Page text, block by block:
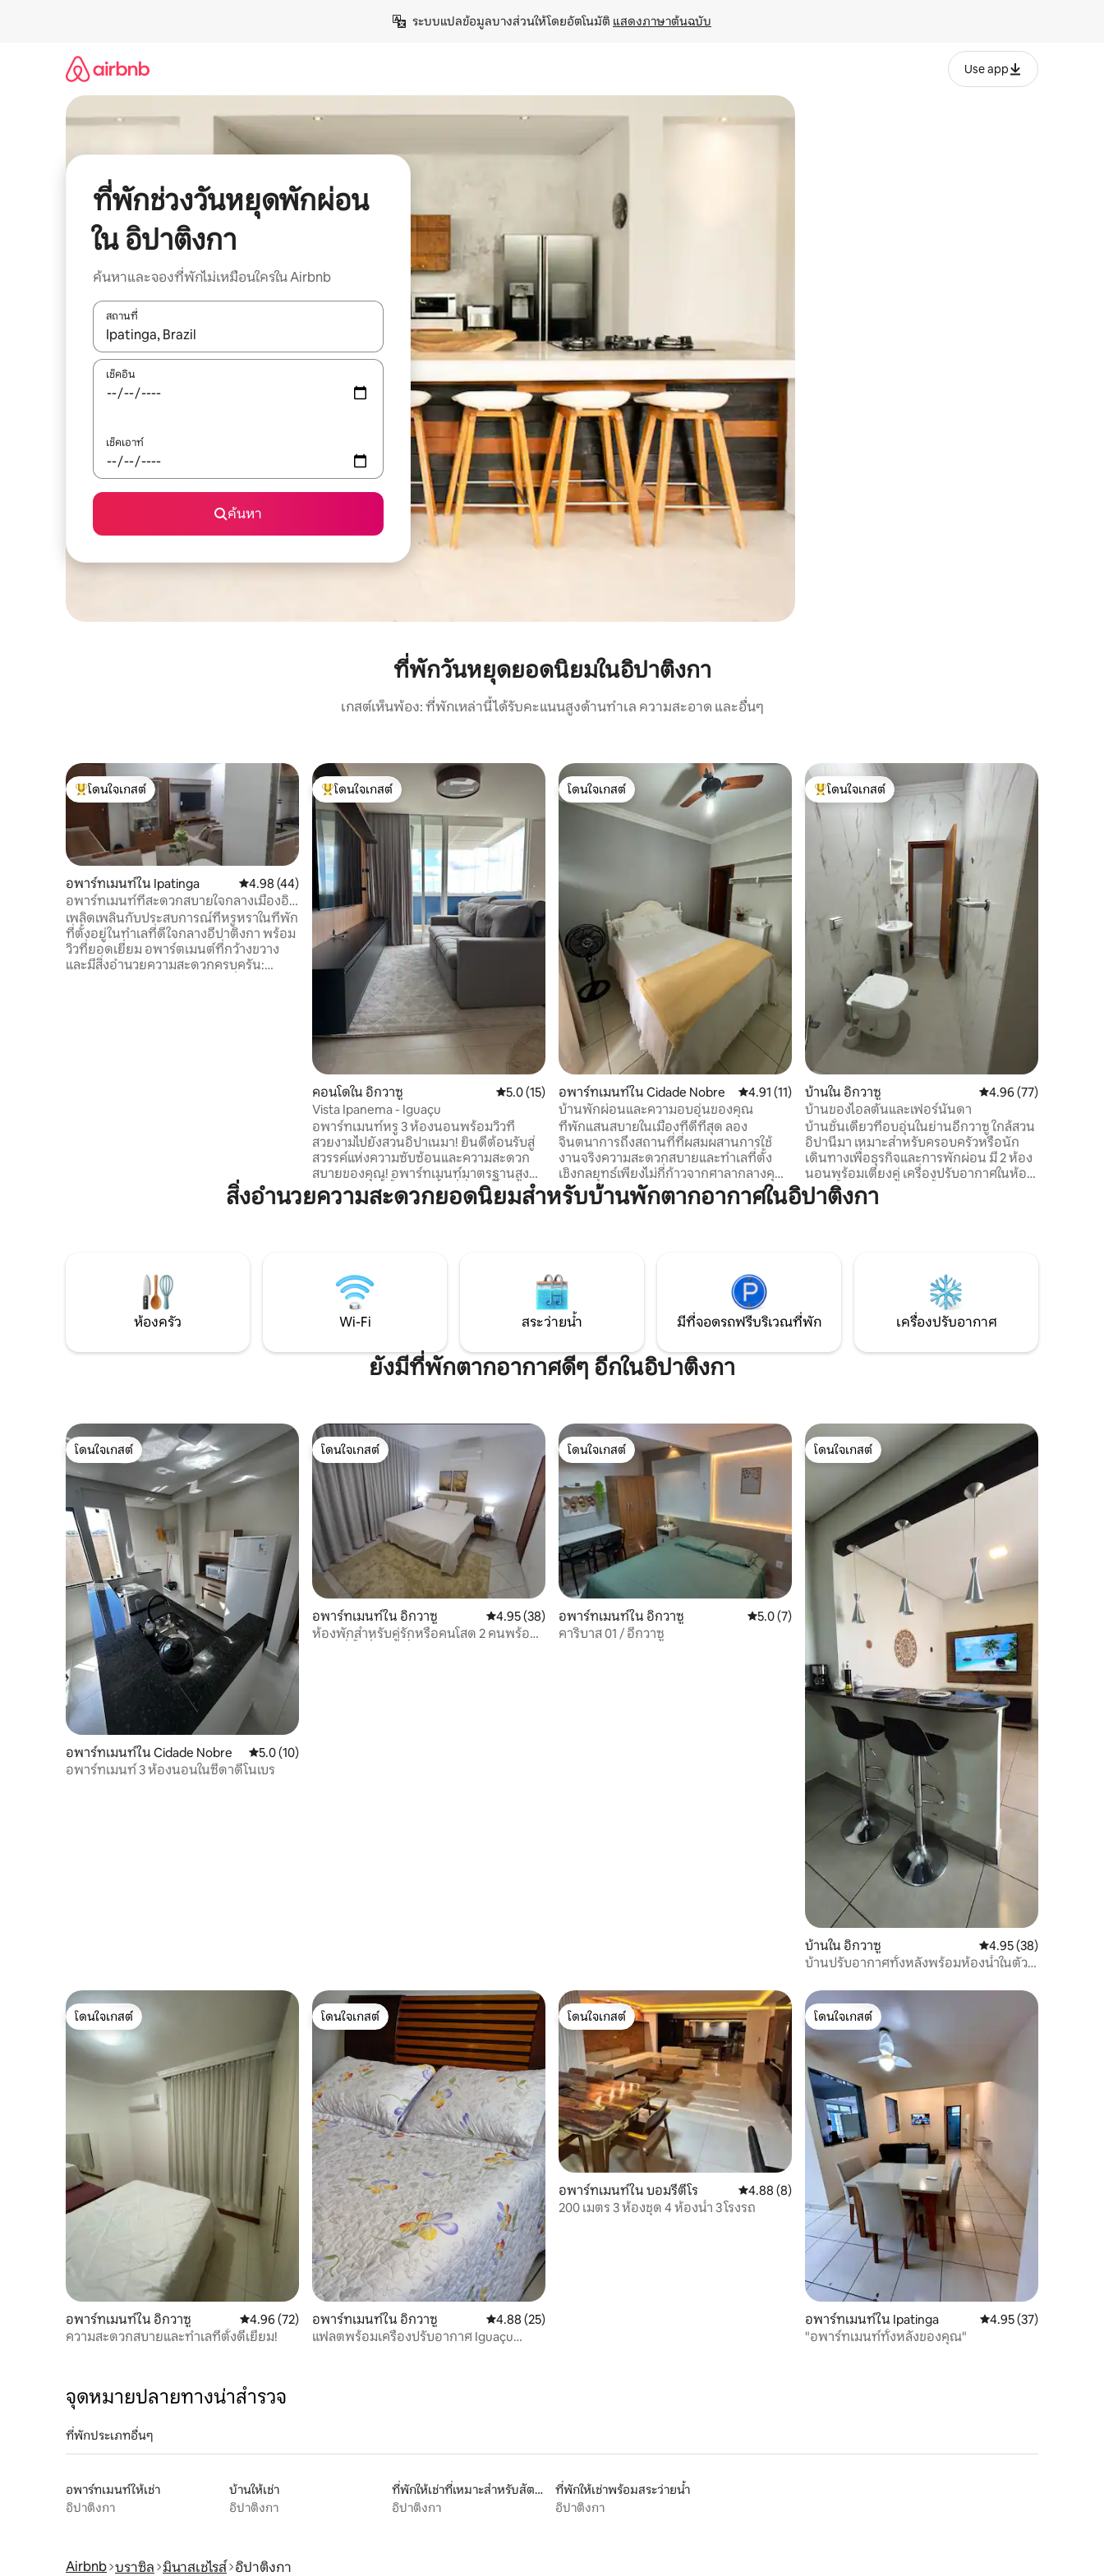
ระบบแปลข้อมูลบางส่วนให้โดยอัตโนมัติ แสดงภาษาต้นฉบับ
Use app
ที่พักช่วงวันหยุดพักผ่อน
ใน อิปาติงกา
ค้นหาและจองที่พักไม่เหมือนใครใน Airbnb
สถานที่
ใช้ลูกศรขึ้นลง หรือใช้การสัมผัสหรือปัด เพื่อสำรวจผลการค้นหา
เช็คอิน
เช็คเอาท์
ค้นหา
ที่พักวันหยุดยอดนิยมในอิปาติงกา
เกสต์เห็นพ้อง: ที่พักเหล่านี้ได้รับคะแนนสูงด้านทำเล ความสะอาด และอื่นๆ
โดนใจเกสต์ที่สุด
โดนใจเกสต์
อพาร์ทเมนท์ใน Ipatinga คะแนนเฉลี่ย 4.98 จาก 5, 44 รีวิว
4.98 (44)
อพาร์ทเมนท์ที่สะดวกสบายใจกลางเมืองอิ
ปาติงกา
เพลิดเพลินกับประสบการณ์ที่หรูหราในที่พัก
ที่ตั้งอยู่ในทำเลที่ดีใจกลางอีปาติงกา พร้อม
วิวที่ยอดเยี่ยม อพาร์ตเมนต์ที่กว้างขวาง
และมีสิ่งอำนวยความสะดวกครบครัน:
โดนใจเกสต์ที่สุด
โดนใจเกสต์
คอนโดใน อิกวาซู คะแนนเฉลี่ย 5.0 จาก 5, 15 รีวิว
5.0 (15)
Vista Ipanema - Iguaçu
อพาร์ทเมนท์หรู 3 ห้องนอนพร้อมวิวที่
สวยงามไปยังสวนอิปาเนมา! ยินดีต้อนรับสู่
สวรรค์แห่งความซับซ้อนและความสะดวก
สบายของคุณ! อพาร์ทเมนท์มาตรฐานสูงที่
สง่างามแห่งนี้ตั้งอยู่ในพื้นที่ที่ได้รับสิทธิ
พิเศษที่สุดแห่งหนึ่งของ Ipatinga ซึ่งมอบ
สมบูรณ์แบบของความหรูหราการใช้งานจริง
และความเป็นอยู่ที่ดี จองตอนนี้และใช้ชีวิต
ในประสบการณ์ที่ไม่มีวันลืม!
โดนใจเกสต์
โดนใจเกสต์
อพาร์ทเมนท์ใน Cidade Nobre คะแนนเฉลี่ย 4.91 จาก 5, 11 รีวิว
4.91 (11)
บ้านพักผ่อนและความอบอุ่นของคุณ
ที่พักแสนสบายในเมืองที่ดีที่สุด ลอง
จินตนาการถึงสถานที่ที่ผสมผสานการใช้
งานจริงความสะดวกสบายและทำเลที่ตั้ง
เชิงกลยุทธ์เพียงไม่กี่ก้าวจากศาลากลางคุณ
จะมีร้านพิซซ่าซูเปอร์มาร์เก็ตร้านขายปลาต
ลาดวันอาทิตย์และการซื้อขายที่หลากหลาย
กำลังมองหาความเงียบสงบเมื่อพวกเขากลับ
ถึงบ้านและต้องการพื้นที่ที่ไม่เหมือนใคร
โดนใจเกสต์ที่สุด
โดนใจเกสต์
บ้านใน อิกวาซู คะแนนเฉลี่ย 4.96 จาก
4.96 (77)
บ้านของไอลตันและเฟอร์นันดา
บ้านชั้นเดียวที่อบอุ่นในย่านอีกวาซู ใกล้สวน
อิปานีมา เหมาะสำหรับครอบครัวหรือนัก
เดินทางเพื่อธุรกิจและการพักผ่อน มี 2 ห้อง
นอนพร้อมเตียงคู่ เครื่องปรับอากาศในห้อง
นอนทั้งสองห้อง 1 ห้องน้ำ ระเบียงพร้อมเตา
ย่างบาร์บีคิว Wi-Fi ความเร็วสูง เคเบิลทีวี และ
สิ่งอำนวยความสะดวกยอดนิยมสำหรับบ้านพักตากอากาศในอิปาติงกา
ห้องครัว Wi-Fi สระว่ายน้ำ มีที่จอดรถฟรีบริเวณที่พัก เครื่องปรับอากาศ
ยังมีที่พักตากอากาศดีๆ อีกในอิปาติงกา
โดนใจเกสต์
โดนใจเกสต์
อพาร์ทเมนท์ใน Cidade Nobre คะแนนเฉลี่ย 5.0 จาก 5, 10 รีวิว
5.0 (10)
อพาร์ทเมนท์ 3 ห้องนอนในซีดาดีโนเบร
โดนใจเกสต์
โดนใจเกสต์
อพาร์ทเมนท์ใน อิกวาซู คะแนนเฉลี่ย 4.95 จาก 5, 38 รีวิว
4.95 (38)
ห้องพักสำหรับคู่รักหรือคนโสด 2 คนพร้อม
โดนใจเกสต์
โดนใจเกสต์
อพาร์ทเมนท์ใน อิกวาซู คะแนนเฉลี่ย 5.0 จาก 5, 7 รีวิว
5.0 (7)
คาริบาส 01 / อีกวาซู
โดนใจเกสต์
โดนใจเกสต์
บ้านใน อิกวาซู คะแนนเฉลี่ย 4.95 จาก
4.95 (38)
บ้านปรับอากาศทั้งหลังพร้อมห้องน้ำในตัว 2
โดนใจเกสต์
โดนใจเกสต์
อพาร์ทเมนท์ใน อิกวาซู คะแนนเฉลี่ย 4.96 จาก 5, 72 รีวิว
4.96 (72)
ความสะดวกสบายและทำเลที่ตั้งดีเยี่ยม!
โดนใจเกสต์
โดนใจเกสต์
อพาร์ทเมนท์ใน อิกวาซู คะแนนเฉลี่ย 4.88 จาก 5, 25 รีวิว
4.88 (25)
แฟลตพร้อมเครื่องปรับอากาศ Iguaçu
โดนใจเกสต์
โดนใจเกสต์
อพาร์ทเมนท์ใน บอมรีตีโร คะแนนเฉลี่ย 4.88 จาก 5, 8 รีวิว
4.88 (8)
200 เมตร 3 ห้องชุด 4 ห้องน้ำ 3 โรงรถ
โดนใจเกสต์
โดนใจเกสต์
อพาร์ทเมนท์ใน Ipatinga คะแนนเฉลี่ย 4.95 จาก
4.95 (37)
"อพาร์ทเมนท์ทั้งหลังของคุณ"
จุดหมายปลายทางน่าสำรวจ
ที่พักประเภทอื่นๆ
อพาร์ทเมนท์ให้เช่า
อิปาติงกา
บ้านให้เช่า
อิปาติงกา
ที่พักให้เช่าที่เหมาะสำหรับสัตว์เลี้ยง
อิปาติงกา
ที่พักให้เช่าพร้อมสระว่ายน้ำ
อิปาติงกา
Airbnb บราซิล มินาสเชไรส์ อิปาติงกา